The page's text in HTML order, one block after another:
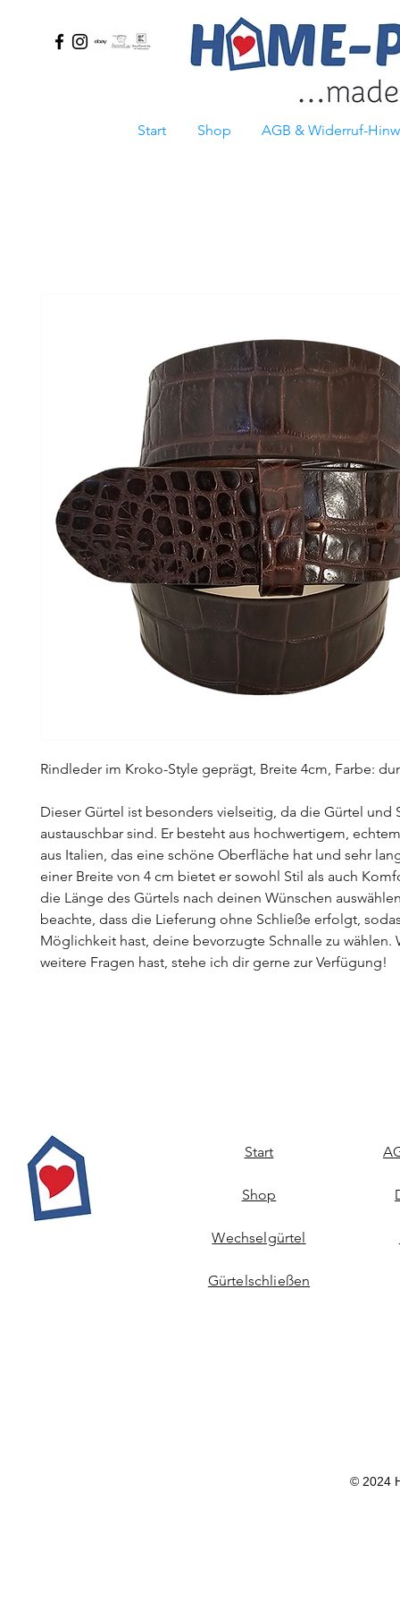
Start Shop AGB & Widerruf-
Rindleder im Kroko-Style geprägt, Breite 4cm, Farbe:
Dieser Gürtel ist besonders vielseitig, da die Gürtel und
austauschbar sind. Er besteht aus hochwertigem,
aus Italien, das eine schöne Oberfläche hat und sehr
einer Breite von 4 cm bietet er sowohl Stil als auch
die Länge des Gürtels nach deinen Wünschen
beachte, dass die Lieferung ohne Schließe erfolgt,
Möglichkeit hast, deine bevorzugte Schnalle zu wählen.
weitere Fragen hast, stehe ich dir gerne zur Verfügung!
Start
Shop
Wechselgürtel
Gürtelschließen
© 2024